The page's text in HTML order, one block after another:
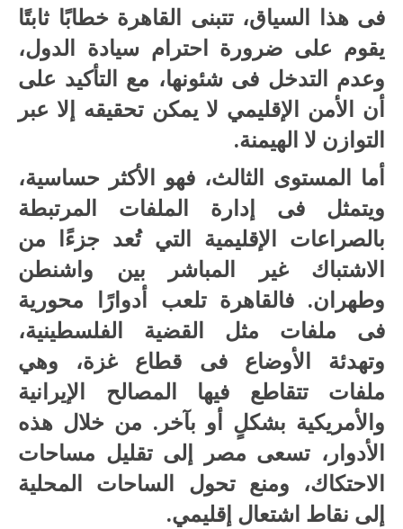
فى هذا السياق، تتبنى القاهرة خطابًا ثابتًا
يقوم على ضرورة احترام سيادة الدول،
وعدم التدخل فى شئونها، مع التأكيد على
أن الأمن الإقليمي لا يمكن تحقيقه إلا عبر
التوازن لا الهيمنة.
أما المستوى الثالث، فهو الأكثر حساسية،
ويتمثل فى إدارة الملفات المرتبطة
بالصراعات الإقليمية التي تُعد جزءًا من
الاشتباك غير المباشر بين واشنطن
وطهران. فالقاهرة تلعب أدوارًا محورية
فى ملفات مثل القضية الفلسطينية،
وتهدئة الأوضاع فى قطاع غزة، وهي
ملفات تتقاطع فيها المصالح الإيرانية
والأمريكية بشكلٍ أو بآخر. من خلال هذه
الأدوار، تسعى مصر إلى تقليل مساحات
الاحتكاك، ومنع تحول الساحات المحلية
إلى نقاط اشتعال إقليمي.